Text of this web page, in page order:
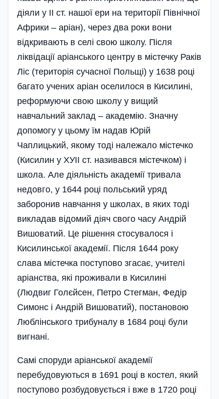
діяли у ІІ ст. нашої ери на території Північної
Африки – аріан), через два роки вони
відкривають в селі свою школу. Після
ліквідації аріанського центру в містечку Раків
Ліс (територія сучасної Польщі) у 1638 році
багато учених аріан оселилося в Кисилині,
реформуючи свою школу у вищий
навчальний заклад – академію. Значну
допомогу у цьому їм надав Юрій
Чаплицький, якому тоді належало містечко
(Кисилин у ХУІІ ст. називався містечком) і
школа. Але діяльність академії тривала
недовго, у 1644 році поль­ський уряд
заборонив навчання у школах, в яких тоді
викладав відомий діяч свого часу Андрій
Вишоватий. Це рішення стосувалося і
Кисилинської академії. Після 1644 року
слава містечка поступово згасає, учителі
аріанства, які проживали в Кисилині
(Людвиг Голєйсен, Петро Стегман, Федір
Симонс і Андрій Вишоватий), постановою
Люблінського трибуналу в 1684 році були
вигнані.
Самі споруди аріанської академії
перебудовуються в 1691 році в костел, який
поступово розбудовується і вже в 1720 році